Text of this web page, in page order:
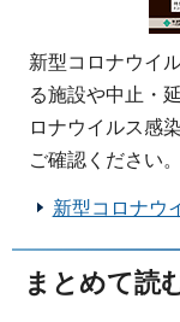
新型コロナウイ
る施設や中止・
ロナウイルス感
ご確認ください。
新型コロナウ
まとめて読